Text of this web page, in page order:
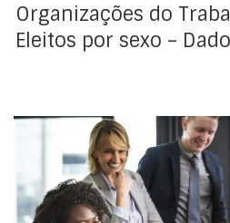
Organizações do
Eleitos por sexo –